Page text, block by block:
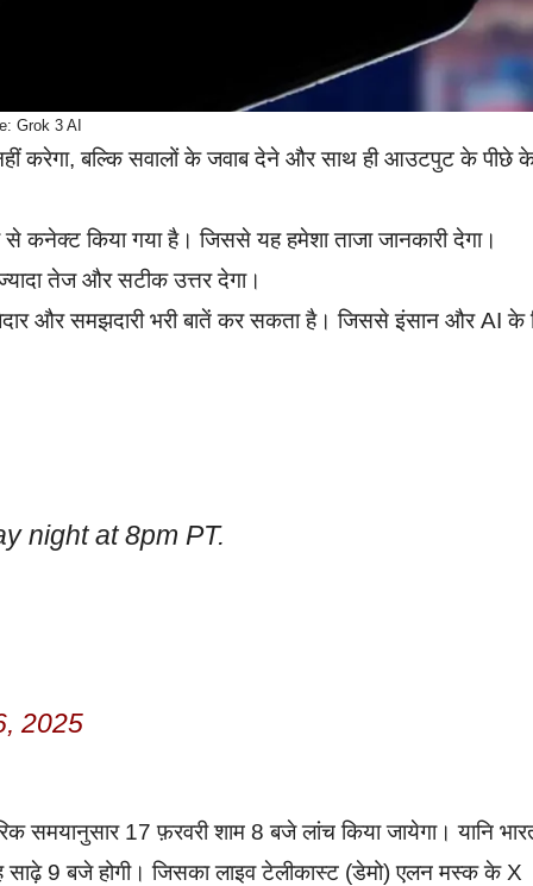
Grok 3 AI
करेगा, बल्कि सवालों के जवाब देने और साथ ही आउटपुट के पीछे
कनेक्ट किया गया है। जिससे यह हमेशा ताजा जानकारी देगा।
तेज और सटीक उत्तर देगा।
और समझदारी भरी बातें कर सकता है। जिससे इंसान और AI के
night at 8pm PT.
2025
समयानुसार 17 फ़रवरी शाम 8 बजे लांच किया जायेगा। यानि
9 बजे होगी। जिसका लाइव टेलीकास्ट (डेमो) एलन मस्क के X